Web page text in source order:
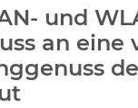
und
an eine